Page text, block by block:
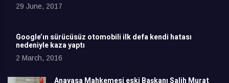
29 June, 2017
Google’ın sürücüsüz otomobili ilk defa kendi hatası
nedeniyle kaza yaptı
2 March, 2016
Anayasa Mahkemesi eski Başkanı Salih Murat